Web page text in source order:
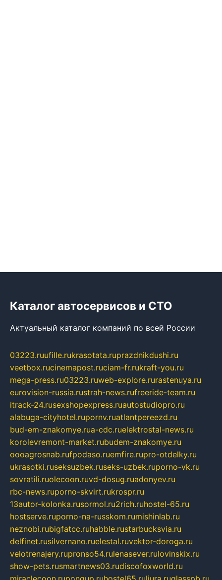
Каталог автосервисов и СТО
Актуальный каталог компаний по всей России
03223.ruufille.rukrasotata.ruprazdnikdushi.ru
veetbox.rucinemapost.ruciam-fr.rukraft-you.ru
mega-press.ru03223.ruweb-explore.rurastenuya.ru
eurovision-russia.rustrah-news.rufreeride-team.ru
itrack-24.rusexshopexpress.ruautostudiopro.ru
alabuga-cityhotel.rupornv.ruatlantpereezd.ru
bud-em-znakomye.rua-cdc.ruelektrostal-news.ru
korolevremont-market.rubudem-znakomye.ru
oooagrosnab.rufpodaso.ruemfire.rupro-otdelky.ru
ukrasotki.ruseksuzbek.ruseks-uzbek.ruporno-vk.ru
sovratili.ruolecoon.ruvd-dosug.ruadonyev.ru
rbc-news.ruporno-skvirt.rukrospr.ru
13autor-kolonka.rusormol.ru2rich.ruhostel-65.ru
hostserve.ruporno-na-russkom.rumishinlab.ru
neznobi.rubigfatcc.ruhabble.rustarbucksvia.ru
delfinet.rusilvernano.ruelestal.ruvektor-doroga.ru
velotrenajery.rupronso54.rulenasever.rulovinskix.ru
show-pets.rusmartnews03.rudiscofoxworld.ru